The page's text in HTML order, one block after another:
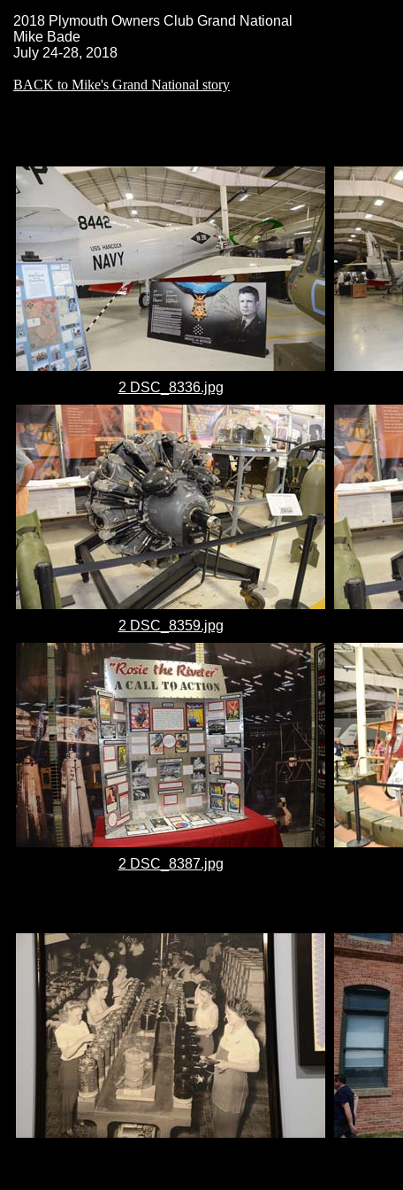
2018 Plymouth Owners Club Grand National
Mike Bade
July 24-28, 2018
BACK to Mike's Grand National story
2 DSC_8336.jpg
2 DSC_8359.jpg
2 DSC_8387.jpg